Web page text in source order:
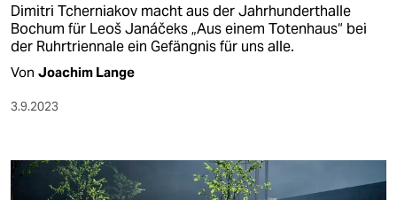
Dimitri Tcherniakov macht aus der Jahrhunderthalle
Bochum für Leoš Janáčeks „Aus einem Totenhaus“ bei
der Ruhrtriennale ein Gefängnis für uns alle.
Von Joachim Lange
3.9.2023